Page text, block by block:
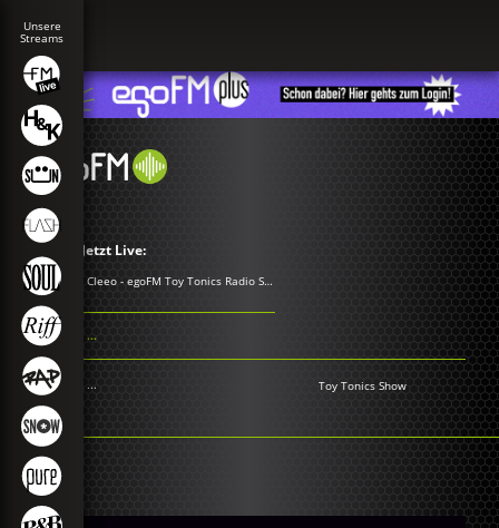
Jetzt Live:
Cleeo - egoFM Toy Tonics Radio Show
...
... Toy Tonics Show